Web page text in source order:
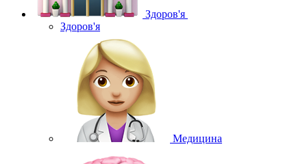
Здоров'я
Здоров'я
Медицина